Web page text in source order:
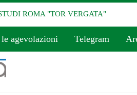
ROMA "TOR VERGATA"
agevolazioni Telegram